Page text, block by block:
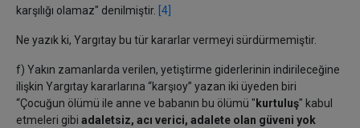
karşılığı olamaz" denilmiştir. [4]
Ne yazık ki, Yargıtay bu tür kararlar vermeyi sürdürmemiştir.
f) Yakın zamanlarda verilen, yetiştirme giderlerinin indirileceğine
ilişkin Yargıtay kararlarına “karşıoy” yazan iki üyeden biri
“Çocuğun ölümü ile anne ve babanın bu ölümü " kurtuluş" kabul
etmeleri gibi adaletsiz, acı verici, adalete olan güveni yok